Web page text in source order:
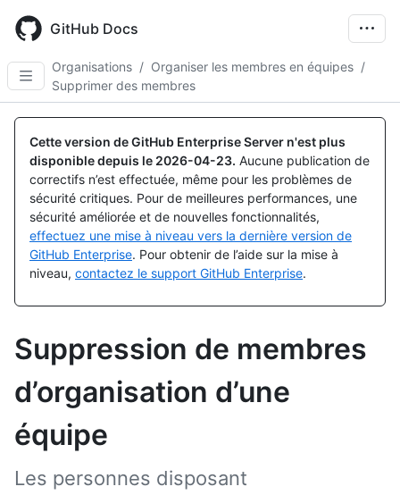
main
content
GitHub Docs
Organisations / Organiser les membres en équipes /
Supprimer des membres
Cette version de GitHub Enterprise Server n'est plus
disponible depuis le 2026-04-23. Aucune publication de
correctifs n’est effectuée, même pour les problèmes de
sécurité critiques. Pour de meilleures performances, une
sécurité améliorée et de nouvelles fonctionnalités,
effectuez une mise à niveau vers la dernière version de
GitHub Enterprise. Pour obtenir de l’aide sur la mise à
niveau, contactez le support GitHub Enterprise.
Suppression de membres
d’organisation d’une
équipe
Les personnes disposant